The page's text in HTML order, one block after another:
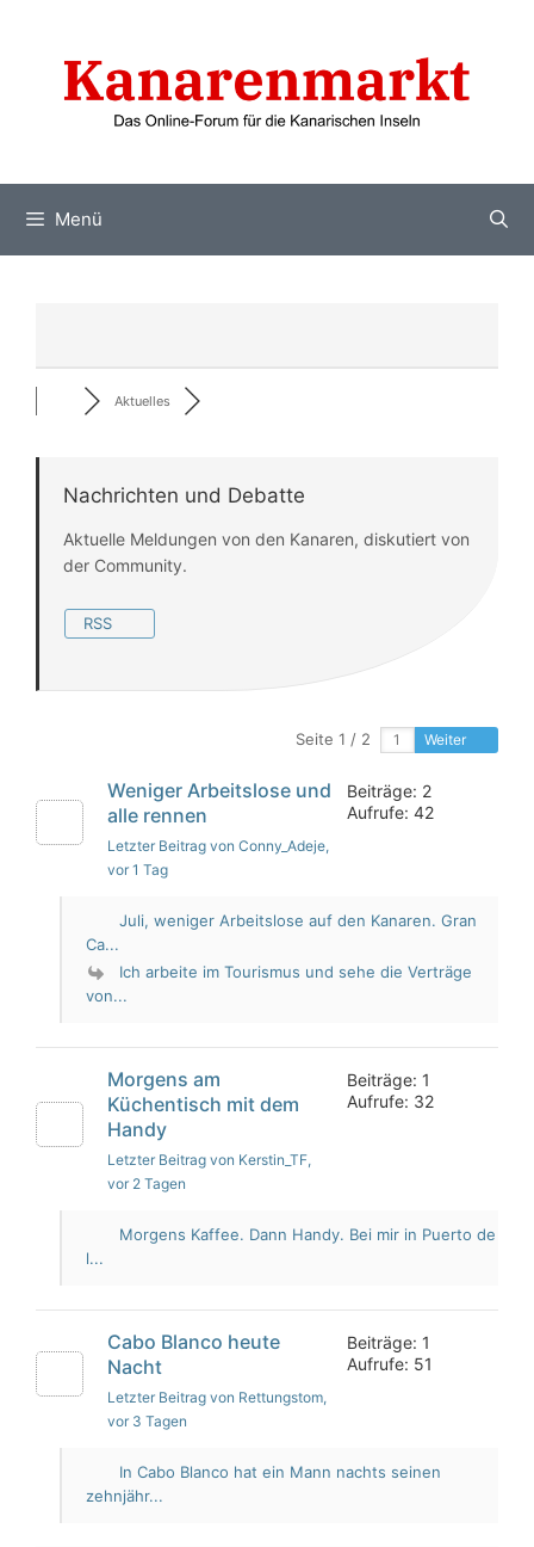
springen
Menü
Aktuelles
Nachrichten und Debatte
Aktuelle Meldungen von den Kanaren, diskutiert von
der Community.
RSS
Seite 1 / 2 Weiter
Weniger Arbeitslose und
alle rennen
Letzter Beitrag von Conny_Adeje,
vor 1 Tag
Beiträge: 2
Aufrufe: 42
Juli, weniger Arbeitslose auf den Kanaren. Gran
Ca...
Ich arbeite im Tourismus und sehe die Verträge
von...
Morgens am
Küchentisch mit dem
Handy
Letzter Beitrag von Kerstin_TF,
vor 2 Tagen
Beiträge: 1
Aufrufe: 32
Morgens Kaffee. Dann Handy. Bei mir in Puerto de
l...
Cabo Blanco heute
Nacht
Letzter Beitrag von Rettungstom,
vor 3 Tagen
Beiträge: 1
Aufrufe: 51
In Cabo Blanco hat ein Mann nachts seinen
zehnjähr...